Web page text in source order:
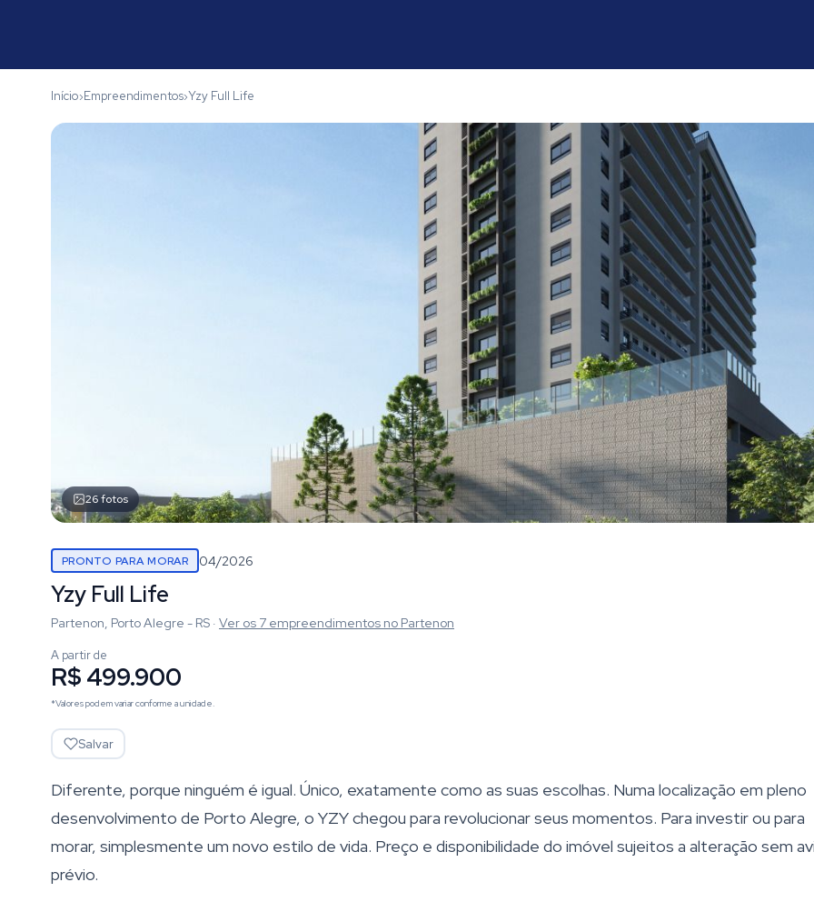
Início›Empreendimentos›Yzy Full Life
26fotos
PRONTO PARA MORAR 04/2026
Yzy Full Life
Partenon, Porto Alegre - RS · Ver os 7 empreendimentos no Partenon
A partir de
R$ 499.900
*Valores podem variar conforme a unidade.
Salvar
Diferente, porque ninguém é igual. Único, exatamente como as suas escolhas. Numa localização em pleno
desenvolvimento de Porto Alegre, o YZY chegou para revolucionar seus momentos. Para investir ou para
morar, simplesmente um novo estilo de vida. Preço e disponibilidade do imóvel sujeitos a alteração sem
prévio.